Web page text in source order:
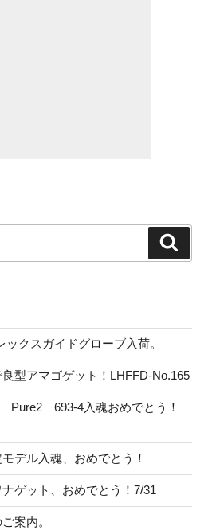
クスガイドグローブ入荷。
型アマゴゲット！LHFFD-No.165
Pure2 693-4入魂おめでとう！
デル入魂、おめでとう！
ゲット、おめでとう！7/31
案内。